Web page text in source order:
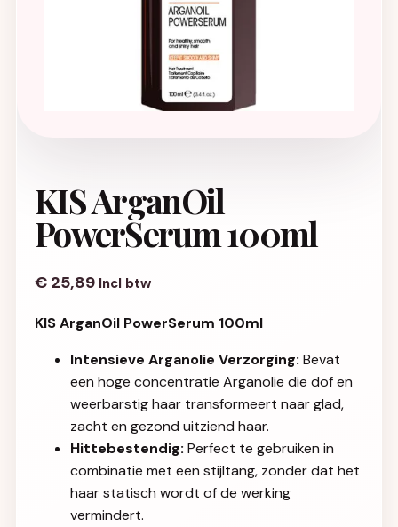
KIS ArganOil
PowerSerum 100ml
€ 25,89 Incl btw
KIS ArganOil PowerSerum 100ml
Intensieve Arganolie Verzorging: Bevat
een hoge concentratie Arganolie die dof en
weerbarstig haar transformeert naar glad,
zacht en gezond uitziend haar.
Hittebestendig: Perfect te gebruiken in
combinatie met een stijltang, zonder dat het
haar statisch wordt of de werking
vermindert.